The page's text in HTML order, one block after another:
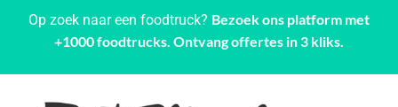
Op zoek naar een foodtruck? Bezoek ons platform met
+1000 foodtrucks. Ontvang offertes in 3 kliks.